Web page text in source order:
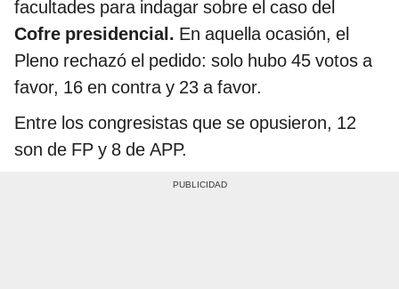
facultades para indagar sobre el caso del
Cofre presidencial. En aquella ocasión, el
Pleno rechazó el pedido: solo hubo 45 votos a
favor, 16 en contra y 23 a favor.
Entre los congresistas que se opusieron, 12
son de FP y 8 de APP.